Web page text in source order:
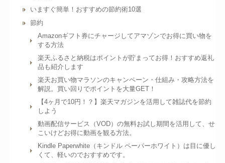
いますぐ簡単！おすすめの節約術10選
節約
Amazonギフト券にチャージしてアマゾンでお得に買い物を
する方法
楽天ふるさと納税はポイントが貯まってお得！おすすめ返礼
品も紹介します
楽天お買い物マラソンのキャンペーン・仕組み・攻略方法を
解説。買い回りでポイントを大量GET！
【4ヶ月で10円！？】楽天マガジンを活用して雑誌代を節約
しよう
動画配信サービス（VOD）の無料お試し期間を活用して、せ
こいけどお得に動画を観る方法。
Kindle Paperwhite（キンドル ペーパーホワイト）は目に優し
くて、軽いのでおすすめです。